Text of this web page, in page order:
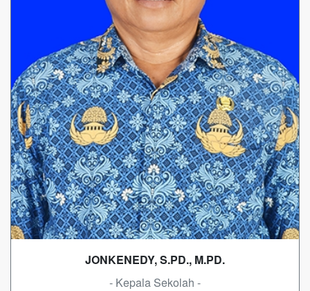
JONKENEDY, S.PD., M.PD.
- Kepala Sekolah -